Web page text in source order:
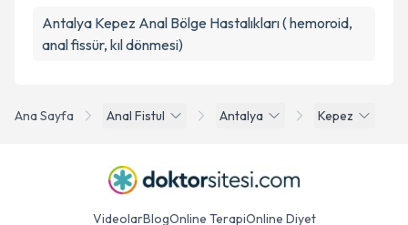
Ana Sayfa Anal Fistul Antalya Kepez
Antalya Kepez Anal Bölge Hastalıkları ( hemoroid,
anal fissür, kıl dönmesi)
VideolarBlogOnline TerapiOnline Diyet